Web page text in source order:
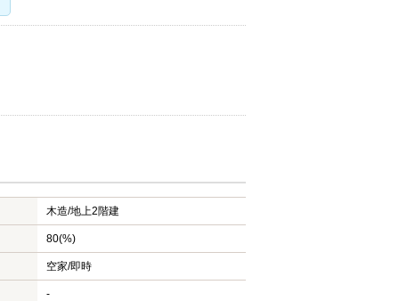
木造/地上2階建
80(%)
空家/即時
-